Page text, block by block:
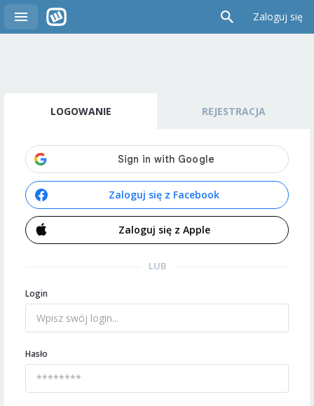
Zaloguj się
LOGOWANIE REJESTRACJA
Zaloguj się z Facebook
Zaloguj się z Apple
LUB
Login
Hasło